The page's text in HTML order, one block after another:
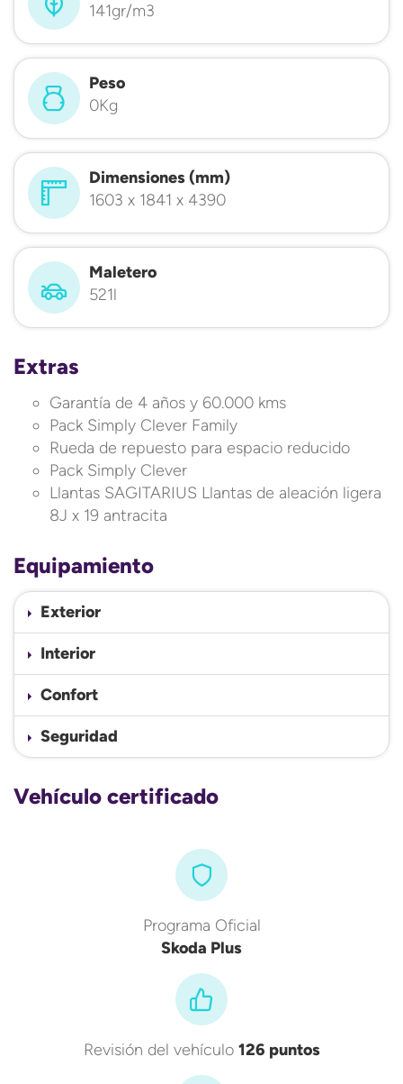
141gr/m3
Peso
0Kg
Dimensiones (mm)
1603 x 1841 x 4390
Maletero
521l
Extras
Garantía de 4 años y 60.000 kms
Pack Simply Clever Family
Rueda de repuesto para espacio reducido
Pack Simply Clever
Llantas SAGITARIUS Llantas de aleación ligera
8J x 19 antracita
Equipamiento
Exterior
Interior
Confort
Seguridad
Vehículo certificado
Programa Oficial
Skoda Plus
Revisión del vehículo 126 puntos